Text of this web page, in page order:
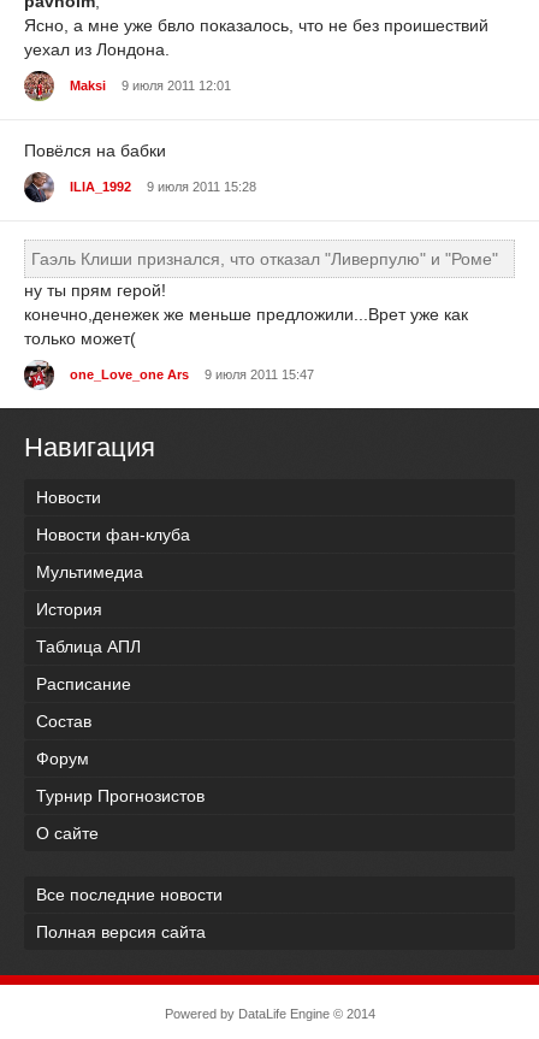
Ясно, а мне уже бвло показалось, что не без проишествий
уехал из Лондона.
Maksi 9 июля 2011 12:01
Повёлся на бабки
ILIA_1992 9 июля 2011 15:28
Гаэль Клиши признался, что отказал "Ливерпулю" и "Роме"
ну ты прям герой!
конечно,денежек же меньше предложили...Врет уже как
только может(
one_Love_one Ars 9 июля 2011 15:47
Навигация
Новости
Новости фан-клуба
Мультимедиа
История
Таблица АПЛ
Расписание
Состав
Форум
Турнир Прогнозистов
О сайте
Все последние новости
Полная версия сайта
Powered by DataLife Engine© 2014